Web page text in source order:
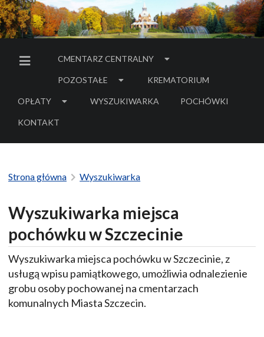
MENU BOCZNE
CMENTARZ CENTRALNY
POZOSTAŁE KREMATORIUM
OPŁATY WYSZUKIWARKA POCHÓWKI
- LINK DO SERWISU
KONTAKT
Strona główna Wyszukiwarka
Wyszukiwarka miejsca
pochówku w Szczecinie
Wyszukiwarka miejsca pochówku w Szczecinie, z
usługą wpisu pamiątkowego, umożliwia odnalezienie
grobu osoby pochowanej na cmentarzach
komunalnych Miasta Szczecin.